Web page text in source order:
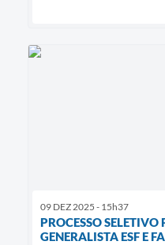
09 DEZ 2025 - 15h37
PROCESSO
GENERALISTA ESF E